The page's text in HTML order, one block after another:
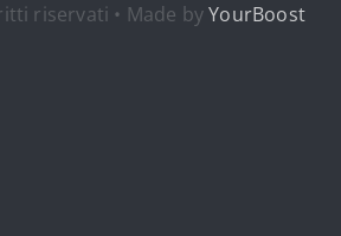
riservati • Made byYourBoost